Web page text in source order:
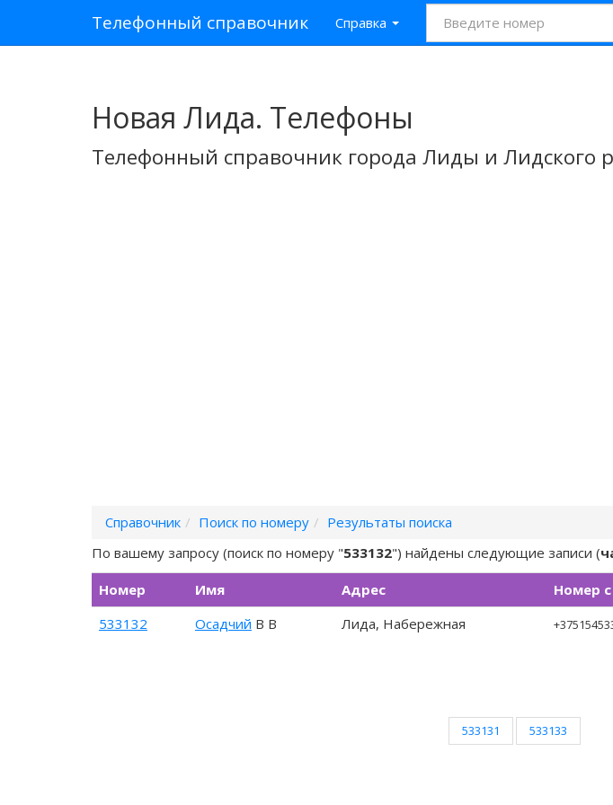
Телефонный справочник Справка
Новая Лида. Телефоны
Телефонный справочник города Лиды и Лидского
Справочник Поиск по номеру
Результаты поиска
По вашему запросу (поиск по номеру "533132") найдены следующие записи (
Номер Имя Адрес
Номер
533132
Осадчий В В Лида, Набережная
533131 533133